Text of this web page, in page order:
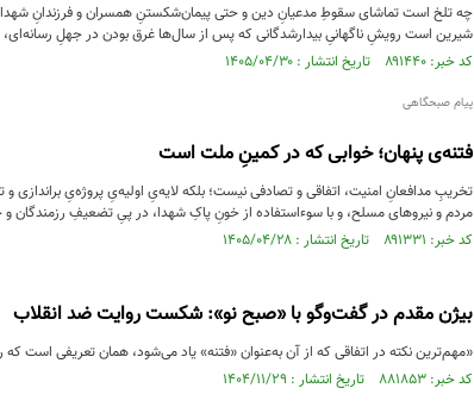
چه تلخ است تماشای سقوطِ مدعیانِ دین و حتی پیمان‌شکستنِ همسران و فرزندانِ
شیرین است رویشِ ناگهانیِ بیدارشدگانی که پس از سال‌ها غرق بودن در جهلِ رسانه‌ای،
کد خبر: ۸۹۱۴۴۰ تاریخ انتشار : ۱۴۰۵/۰۴/۳۰
پیام صبحگاهی
فتنه‌ی پنهان؛ خوابی که در کمینِ ملت است
تخریبِ مدافعانِ امنیت، اتفاقی و تصادفی نیست؛ بلکه لایه‌یِ اولیه‌یِ پروژه‌یِ
مردم و نیروهای مسلح، و با سوءاستفاده از خونِ پاکِ شهدا، در پیِ تضعیفِ رزمندگان
کد خبر: ۸۹۱۳۳۱ تاریخ انتشار : ۱۴۰۵/۰۴/۲۸
بیژن مقدم در گفت‌و‌گو با «صبح نو»: شکست روایت ضد انقلاب
«مهم‌ترین نکته در اتفاقی که از آن به‌عنوان «فتنه» یاد می‌شود، همان تعریفی است که
کد خبر: ۸۸۱۸۵۳ تاریخ انتشار : ۱۴۰۴/۱۱/۲۹